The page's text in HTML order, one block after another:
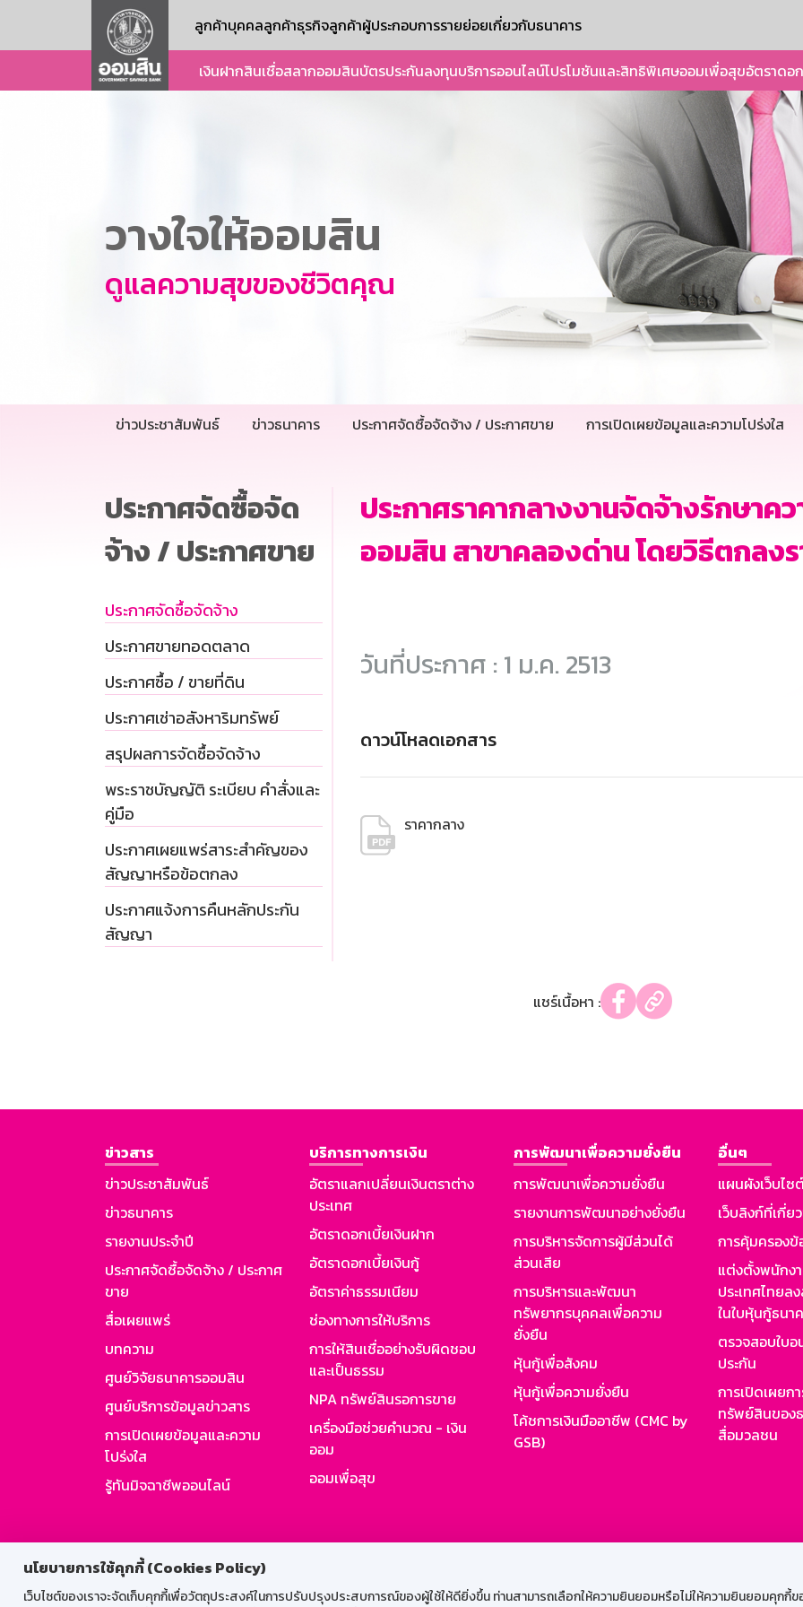
นโยบายการใช้คุกกี้ (Cookies Policy)
เว็บไซต์ของเราจะจัดเก็บคุกกี้เพื่อวัตถุประสงค์ในการปรับปรุงประสบการณ์ของผู้ใช้ให้ดียิ่งขึ้น ท่านสามารถเลือกให้ความยินยอมหรือไม่ให้ความยินยอมคุกกี้ข
ลูกค้าบุคคลลูกค้าธุรกิจลูกค้าผู้ประกอบการรายย่อยเกี่ยวกับธนาคาร
เงินฝากสินเชื่อสลากออมสินบัตรประกันลงทุนบริการออนไลน์โปรโมชันและสิทธิพิเศษออมเพื่อสุขอัตราดอ
วางใจให้ออมสิน
ดูแลความสุขของชีวิตคุณ
ข่าวประชาสัมพันธ์ ข่าวธนาคาร ประกาศจัดซื้อจัดจ้าง / ประกาศขาย การเปิดเผยข้อมูลและความโปร่งใส
ประกาศจัดซื้อจัด
จ้าง / ประกาศขาย
ประกาศจัดซื้อจัดจ้าง
ประกาศขายทอดตลาด
ประกาศซื้อ / ขายที่ดิน
ประกาศเช่าอสังหาริมทรัพย์
สรุปผลการจัดซื้อจัดจ้าง
พระราชบัญญัติ ระเบียบ คำสั่งและ
คู่มือ
ประกาศเผยแพร่สาระสำคัญของ
สัญญาหรือข้อตกลง
ประกาศแจ้งการคืนหลักประกัน
สัญญา
ประกาศราคากลางงานจัดจ้างรักษาค
ออมสิน สาขาคลองด่าน โดยวิธีตกลงร
วันที่ประกาศ : 1 ม.ค. 2513
ดาวน์โหลดเอกสาร
ราคากลาง
แชร์เนื้อหา :
ข่าวสาร
ข่าวประชาสัมพันธ์
ข่าวธนาคาร
รายงานประจำปี
ประกาศจัดซื้อจัดจ้าง / ประกาศ
ขาย
สื่อเผยแพร่
บทความ
ศูนย์วิจัยธนาคารออมสิน
ศูนย์บริการข้อมูลข่าวสาร
การเปิดเผยข้อมูลและความ
โปร่งใส
รู้ทันมิจฉาชีพออนไลน์
บริการทางการเงิน
อัตราแลกเปลี่ยนเงินตราต่าง
ประเทศ
อัตราดอกเบี้ยเงินฝาก
อัตราดอกเบี้ยเงินกู้
อัตราค่าธรรมเนียม
ช่องทางการให้บริการ
การให้สินเชื่ออย่างรับผิดชอบ
และเป็นธรรม
NPA ทรัพย์สินรอการขาย
เครื่องมือช่วยคำนวณ - เงิน
ออม
ออมเพื่อสุข
การพัฒนาเพื่อความยั่งยืน
การพัฒนาเพื่อความยั่งยืน
รายงานการพัฒนาอย่างยั่งยืน
การบริหารจัดการผู้มีส่วนได้
ส่วนเสีย
การบริหารและพัฒนา
ทรัพยากรบุคคลเพื่อความ
ยั่งยืน
หุ้นกู้เพื่อสังคม
หุ้นกู้เพื่อความยั่งยืน
โค้ชการเงินมืออาชีพ (CMC by
GSB)
อื่นๆ
แผนผังเว็บไซ
เว็บลิงก์ที่เกี่ย
การคุ้มครอง
แต่งตั้งพนักง
ประเทศไทยล
ในใบหุ้นกู้ธนา
ตรวจสอบใบ
ประกัน
การเปิดเผยก
ทรัพย์สินของ
สื่อมวลชน